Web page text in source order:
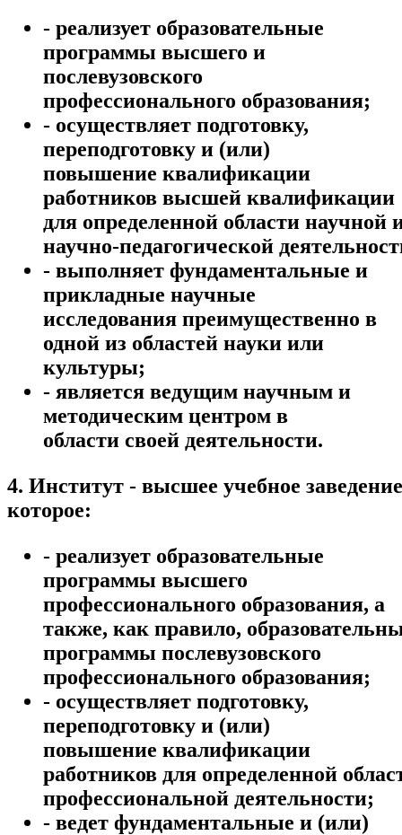
- реализует образовательные
программы высшего и
послевузовского
профессионального образования;
- осуществляет подготовку,
переподготовку и (или)
повышение квалификации
работников высшей квалификации
для определенной области научной
научно-педагогической
- выполняет фундаментальные и
прикладные научные
исследования преимущественно в
одной из областей науки или
культуры;
- является ведущим научным и
методическим центром в
области своей деятельности.
4. Институт - высшее учебное
которое:
- реализует образовательные
программы высшего
профессионального образования, а
также, как правило,
программы послевузовского
профессионального образования;
- осуществляет подготовку,
переподготовку и (или)
повышение квалификации
работников для определенной
профессиональной деятельности;
- ведет фундаментальные и (или)